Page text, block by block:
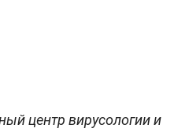
центр вирусологии и